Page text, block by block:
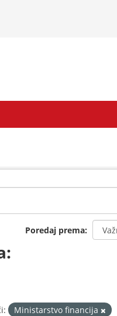
Poredaj prema
Ministarstvo financija